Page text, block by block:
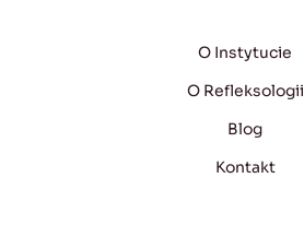
O Instytucie
O Refleksologii
Blog
Kontakt